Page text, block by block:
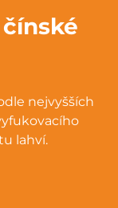
nejvyšších
lahví.